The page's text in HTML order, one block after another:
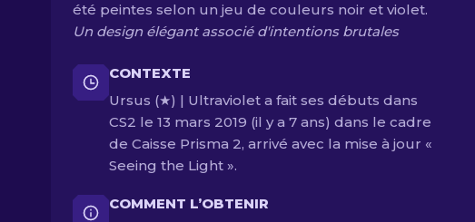
été peintes selon un jeu de couleurs noir et violet.
Un design élégant associé d'intentions brutales
CONTEXTE
Ursus (★) | Ultraviolet a fait ses débuts dans
CS2 le 13 mars 2019 (il y a 7 ans) dans le cadre
de Caisse Prisma 2, arrivé avec la mise à jour «
Seeing the Light ».
COMMENT L’OBTENIR